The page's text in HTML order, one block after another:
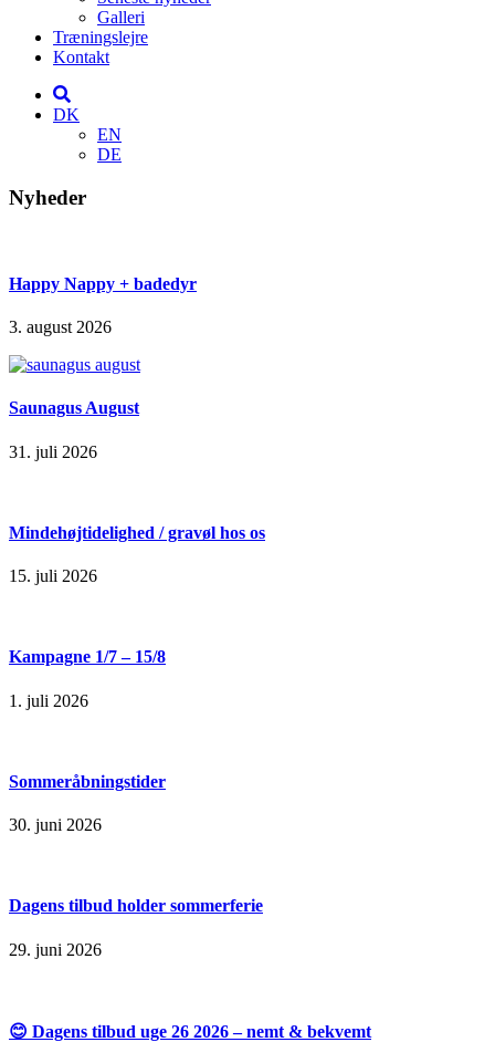
Galleri
Træningslejre
Kontakt
DK
EN
DE
Nyheder
Happy Nappy + badedyr
3. august 2026
Saunagus August
31. juli 2026
Mindehøjtidelighed / gravøl hos os
15. juli 2026
Kampagne 1/7 – 15/8
1. juli 2026
Sommeråbningstider
30. juni 2026
Dagens tilbud holder sommerferie
29. juni 2026
😊 Dagens tilbud uge 26 2026 – nemt & bekvemt